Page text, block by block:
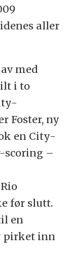
aller
med
i to
Foster, ny
en City-
scoring –
før slutt.
en
pirket inn